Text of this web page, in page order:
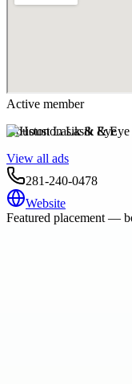
Active member
Houston Lasik & Eye
View all ads
281-240-0478
Website
Featured placement —